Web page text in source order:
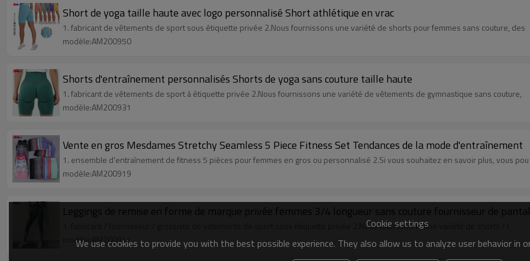
Short de yoga taille haute avec logo personnalisé Short athlétique en vrac
1. fabricant de vêtements de sport sous étiquette privée 2.Nous fournissons une variété de shorts pour femmes sans couture, des
modèle:AM200950
Shorts d'entraînement personnalisés Shorts de yoga sans couture taille haute
1. fabricant de vêtements de sport à étiquette privée 2.Nous fournissons une variété de vêtements de gymnastique sans couture,
modèle:AM200931
Vente en gros Mesdames Stretchy Seamless 5 Piece Fitness Set Tendances de la mode d'entraînement
1. ensemble d'entraînement de fitness 5 pièces pour femmes en gros ou personnalisé 2.Si vous souhaitez en savoir plus, vous pou
modèle:AM200919
Leggings de remise en forme de marque privée femmes 3/4 longueur sans couture fournisseur de
1. fabricant / fournisseur / grossiste de vêtements de sport sous étiquette privée 2.Nous fournissons une variété de shorts / l
modèle:AM200941
Cookie settings
We use cookies to provide you with the best possible experience. They also allow us to analyze user behavior